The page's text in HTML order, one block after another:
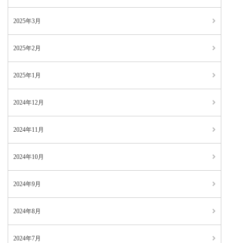
2025年3月
2025年2月
2025年1月
2024年12月
2024年11月
2024年10月
2024年9月
2024年8月
2024年7月